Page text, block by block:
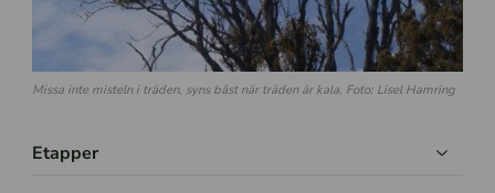
Missa inte misteln i träden, syns bäst när träden är kala. Foto: Lisel Hamring
Etapper